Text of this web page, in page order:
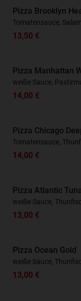
Pizza Brooklyn
Tomatensauce,
13,50 €
Pizza Manhattan
weiße Sauce,
14,00 €
Pizza Chicago
Tomatensauce,
14,00 €
Pizza Atlantic
weiße Sauce,
13,00 €
Pizza Ocean Gold
weiße Sauce,
13,00 €